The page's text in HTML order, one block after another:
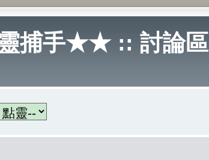
捕手★★ :: 討論區